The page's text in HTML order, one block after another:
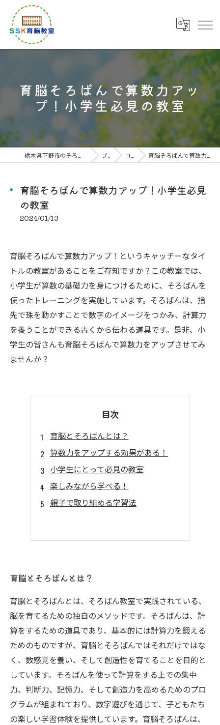
育脳そろばんで算数力アッ
プ！小学生必見の教室
ブログ コラム 育脳そろばんで算数力アップ！小学生必見の教室
育脳そろばんで算数力アップ！小学生必見
の教室
2024/01/13
育脳そろばんで算数力アップ！というキャッチーなタイ
トルの教室があることをご存知ですか？この教室では、
小学生が算数の基礎力を身につけるために、そろばんを
使ったトレーニングを実施しています。そろばんは、指
先で珠を動かすことで数字のイメージをつかみ、計算力
を養うことができる古くから伝わる道具です。是非、小
学生の皆さんも育脳そろばんで算数力をアップさせてみ
ませんか？
目次
育脳とそろばんとは？
算数力をアップする効果がある！
小学生にとって必見の教室
楽しみながら学べる！
親子で取り組める学習法
育脳とそろばんとは？
育脳とそろばんとは、そろばん教室で実践されている、
脳を育てるための独自のメソッドです。そろばんは、計
算をするための道具であり、基本的には計算力を鍛える
ためのものですが、育脳とそろばんではそれだけではな
く、数感覚を養い、そして創造性を育てることを目的と
しています。そろばんを使って計算をする上での集中
力、判断力、記憶力、そして創造力を高めるためのプロ
グラムが組まれており、数字遊びを通じて、子どもたち
の楽しい学習体験を提供しています。育脳そろばんは、